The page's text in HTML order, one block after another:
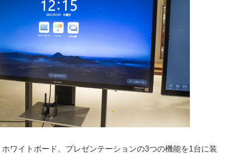
ワイトボード、プレゼンテーションの3つの機能を1台に装